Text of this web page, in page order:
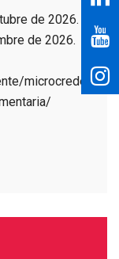
de 2026.
de 2026.